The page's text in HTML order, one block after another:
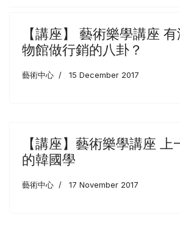
【講座】 藝術樂學講座
物館做行銷的八卦？
藝術中心 15 December 2017
【講座】藝術樂學講座
的韓國學
藝術中心 17 November 2017